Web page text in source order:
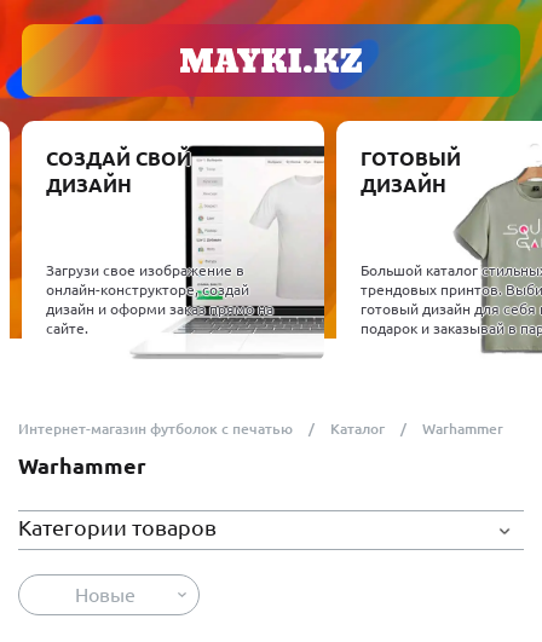
СОЗДАЙ СВОЙ
ДИЗАЙН
Загрузи свое изображение в
онлайн-конструкторе, создай
дизайн и оформи заказ прямо на
сайте.
ГОТОВЫЙ
ДИЗАЙН
Большой каталог
трендовых принтов.
готовый дизайн для себя
подарок и заказывай в
Интернет-магазин футболок с печатью Каталог Warhammer
Warhammer
Категории товаров
Новые